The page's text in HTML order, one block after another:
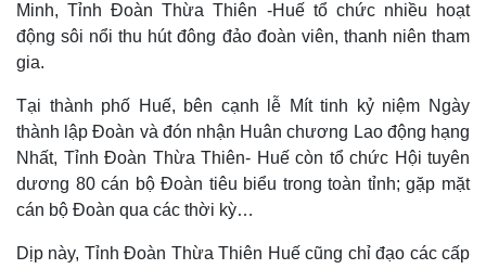
Minh, Tỉnh Đoàn Thừa Thiên -Huế tổ chức nhiều hoạt
động sôi nổi thu hút đông đảo đoàn viên, thanh niên tham
gia.
Tại thành phố Huế, bên cạnh lễ Mít tinh kỷ niệm Ngày
thành lập Đoàn và đón nhận Huân chương Lao động hạng
Nhất, Tỉnh Đoàn Thừa Thiên- Huế còn tổ chức Hội tuyên
dương 80 cán bộ Đoàn tiêu biểu trong toàn tỉnh; gặp mặt
cán bộ Đoàn qua các thời kỳ…
Dịp này, Tỉnh Đoàn Thừa Thiên Huế cũng chỉ đạo các cấp